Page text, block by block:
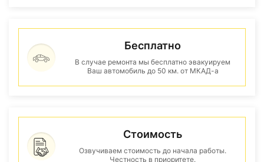
Бесплатно
В случае ремонта мы бесплатно эвакуируем
Ваш автомобиль до 50 км. от МКАД-а
Стоимость
Озвучиваем стоимость до начала работы.
Честность в приоритете.